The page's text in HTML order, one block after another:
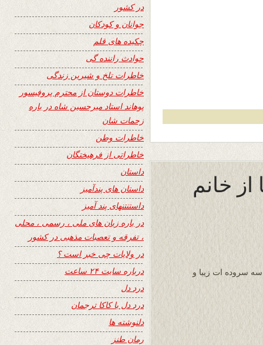
خانم
سه سروده ات زیبا و
در کشور
جوانان و کودکان
چکیده های قلم
حوادث راننده گی
خاطرات تلخ و شیرین زندگی
خاطرات دوستان از محترم پروفیسور
پوهاند استاد میرحسین شاه در باره
زحمات شان
خاطرات وطن
خاطراتی از فرهیختگان
داستان
داستان های پندآمیز
داستنتنهای پند آمیز
در باره زبان های ملی ، رسمی ، محلی
، تفرقه و تعصبات مذهبی در کشور
در ولایات چی خبر است ؟
درباره سایت ۲۴ ساعت
درد دل
درد دل با کاکا ترجمان
دلنوشته ها
رمان طنز